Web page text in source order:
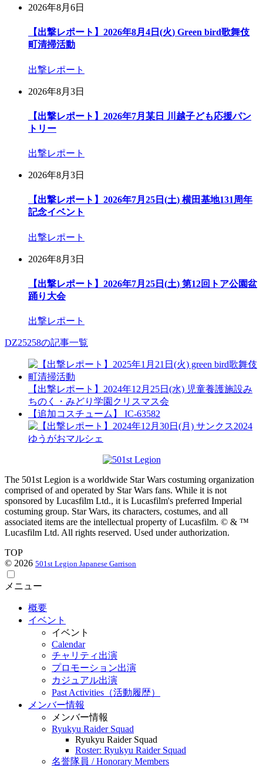
2026年8月6日
【出撃レポート】2026年8月4日(火) Green bird歌舞伎
町清掃活動
出撃レポート
2026年8月3日
【出撃レポート】2026年7月某日 川越子ども応援パン
トリー
出撃レポート
2026年8月3日
【出撃レポート】2026年7月25日(土) 横田基地131周年
記念イベント
出撃レポート
2026年8月3日
【出撃レポート】2026年7月25日(土) 第12回トア公園盆
踊り大会
出撃レポート
DZ25258の記事一覧
【出撃レポート】2024年12月25日(水) 児童養護施設み
ちのく・みどり学園クリスマス会
【追加コスチューム】 IC-63582
The 501st Legion is a worldwide Star Wars costuming organization
comprised of and operated by Star Wars fans. While it is not
sponsored by Lucasfilm Ltd., it is Lucasfilm's preferred Imperial
costuming group. Star Wars, its characters, costumes, and all
associated items are the intellectual property of Lucasfilm. © & ™
Lucasfilm Ltd. All rights reserved. Used under authorization.
TOP
© 2026 501st Legion Japanese Garrison
メニュー
概要
イベント
イベント
Calendar
チャリティ出演
プロモーション出演
カジュアル出演
Past Activities（活動履歴）
メンバー情報
メンバー情報
Ryukyu Raider Squad
Ryukyu Raider Squad
Roster: Ryukyu Raider Squad
名誉隊員 / Honorary Members